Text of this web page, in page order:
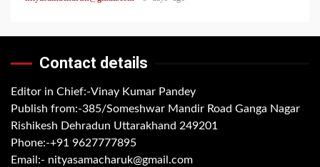
Contact details
Editor in Chief:-Vinay Kumar Pandey
Publish from:-385/Someshwar Mandir Road Ganga Nagar
Rishikesh Dehradun Uttarakhand 249201
Phone:-+91 9627777895
Email:- nityasamacharuk@gmail.com